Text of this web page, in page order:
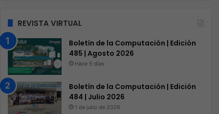
REVISTA VIRTUAL
Boletín de la Computación | Edición
485 | Agosto 2026
Hace 5 días
Boletín de la Computación | Edición
484 | Julio 2026
1 de julio de 2026